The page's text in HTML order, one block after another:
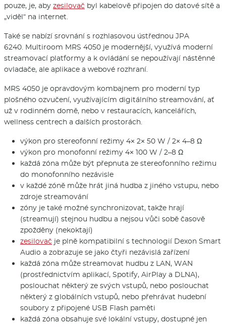
pouze, je, aby zesilovač byl kabelově připojen do datové sítě a
„viděl“ na internet.
Také se nabízí srovnání s rozhlasovou ústřednou JPA
6240. Multiroom MRS 4050 je modernější, využívá moderní
streamovací platformy a k ovládání se nepoužívají nástěnné
ovladače, ale aplikace a webové rozhraní.
MRS 4050 je opravdovým kombajnem pro moderní typ
plošného ozvučení, využívajícím digitálního streamování, ať
už v rodinném domě, nebo v restauracích, kancelářích,
wellness centrech a dalších prostorách.
výkon pro stereofonní režimy 4× 2× 50 W / 2× 4–8 Ω
výkon pro monofonní režimy 4× 100 W / 2–8 Ω
každá zóna může být přepnuta ze stereofonního režimu
do monofonního nezávisle
v každé zóně může hrát jiná hudba z jiného vstupu, nebo
zdroje streamování
zóny je také možné synchronizovat, takže hrají
(streamují) stejnou hudbu a nejsou vůči sobě časově
zpožděny (nekoktají)
zesilovač je plně kompatibilní s technologií Dexon Smart
Audio a zobrazuje se jako čtyři nezávislá zařízení
každá zóna může streamovat hudbu z LAN, WAN
(prostřednictvím aplikací, Spotify, AirPlay a DLNA),
poslouchat některý ze svých vstupů, nebo poslouchat
některý z globálních vstupů, nebo přehrávat hudební
soubory z připojené USB Flash paměti
každá zóna obsahuje své lokální vstupy, dostupné jen